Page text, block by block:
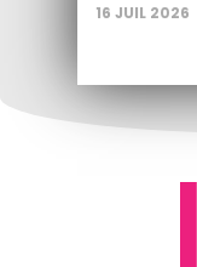
16 JUIL 2026